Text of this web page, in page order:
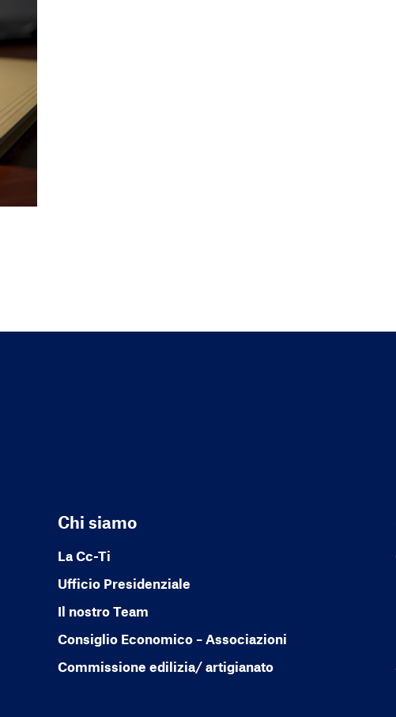
Chi siamo
La Cc-Ti
Ufficio Presidenziale
Il nostro Team
Consiglio Economico – Associazioni
Commissione edilizia/ artigianato